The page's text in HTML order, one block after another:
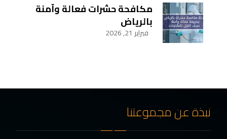
مكافحة حشرات فعالة وآمنة
بالرياض
فبراير 21, 2026
نبذة عن مجموعتنا